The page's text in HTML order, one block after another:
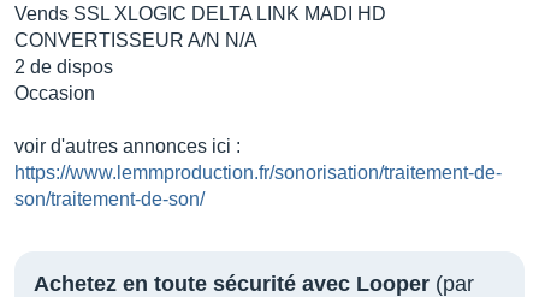
Vends SSL XLOGIC DELTA LINK MADI HD
CONVERTISSEUR A/N N/A
2 de dispos
Occasion
voir d'autres annonces ici :
https://www.lemmproduction.fr/sonorisation/traitement-de-
son/traitement-de-son/
Achetez en toute sécurité avec Looper (par